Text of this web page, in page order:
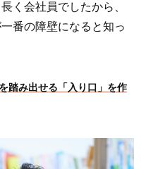
く会社員でしたから、
番の障壁になると知っ
踏み出せる「入り口」を作